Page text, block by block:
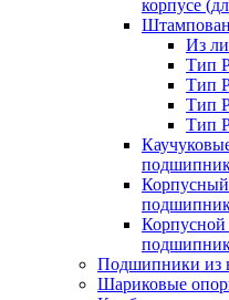
корпусе
Из
Тип
Тип
Тип
Тип
Корпусный
Корпусной
Подшипники из
Шариковые